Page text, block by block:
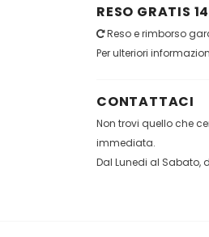
RESO GRATIS
Reso e rimborso
Per ulteriori
CONTATTACI
Non trovi quello che
immediata.
Dal Lunedi al Sabato,